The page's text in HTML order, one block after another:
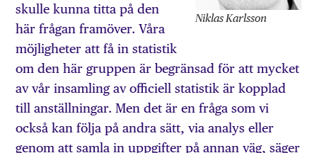
Niklas Karlsson
skulle kunna titta på den
här frågan framöver. Våra
möjligheter att få in statistik
om den här gruppen är begränsad för att mycket
av vår insamling av officiell statistik är kopplad
till anställningar. Men det är en fråga som vi
också kan följa på andra sätt, via analys eller
genom att samla in uppgifter på annan väg, säger